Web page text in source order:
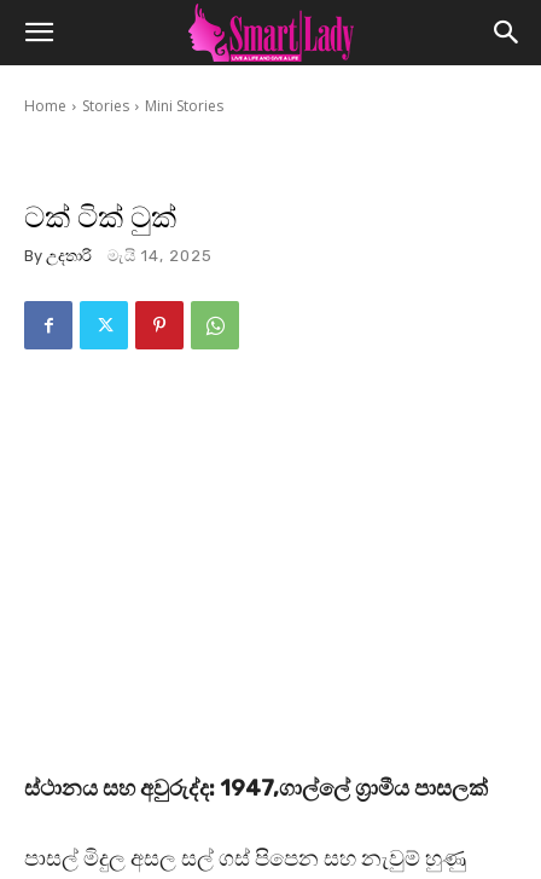
Home Stories Mini Stories
ටක් ටික් ටුක්
By උදතාරි මැයි 14, 2025
ස්ථානය සහ අවුරුද්ද: 1947,ගාල්ලේ ග්‍රාමීය පාසලක්
පාසල් මිදුල අසල සල් ගස් පිපෙන සහ නැවුම් හුණු